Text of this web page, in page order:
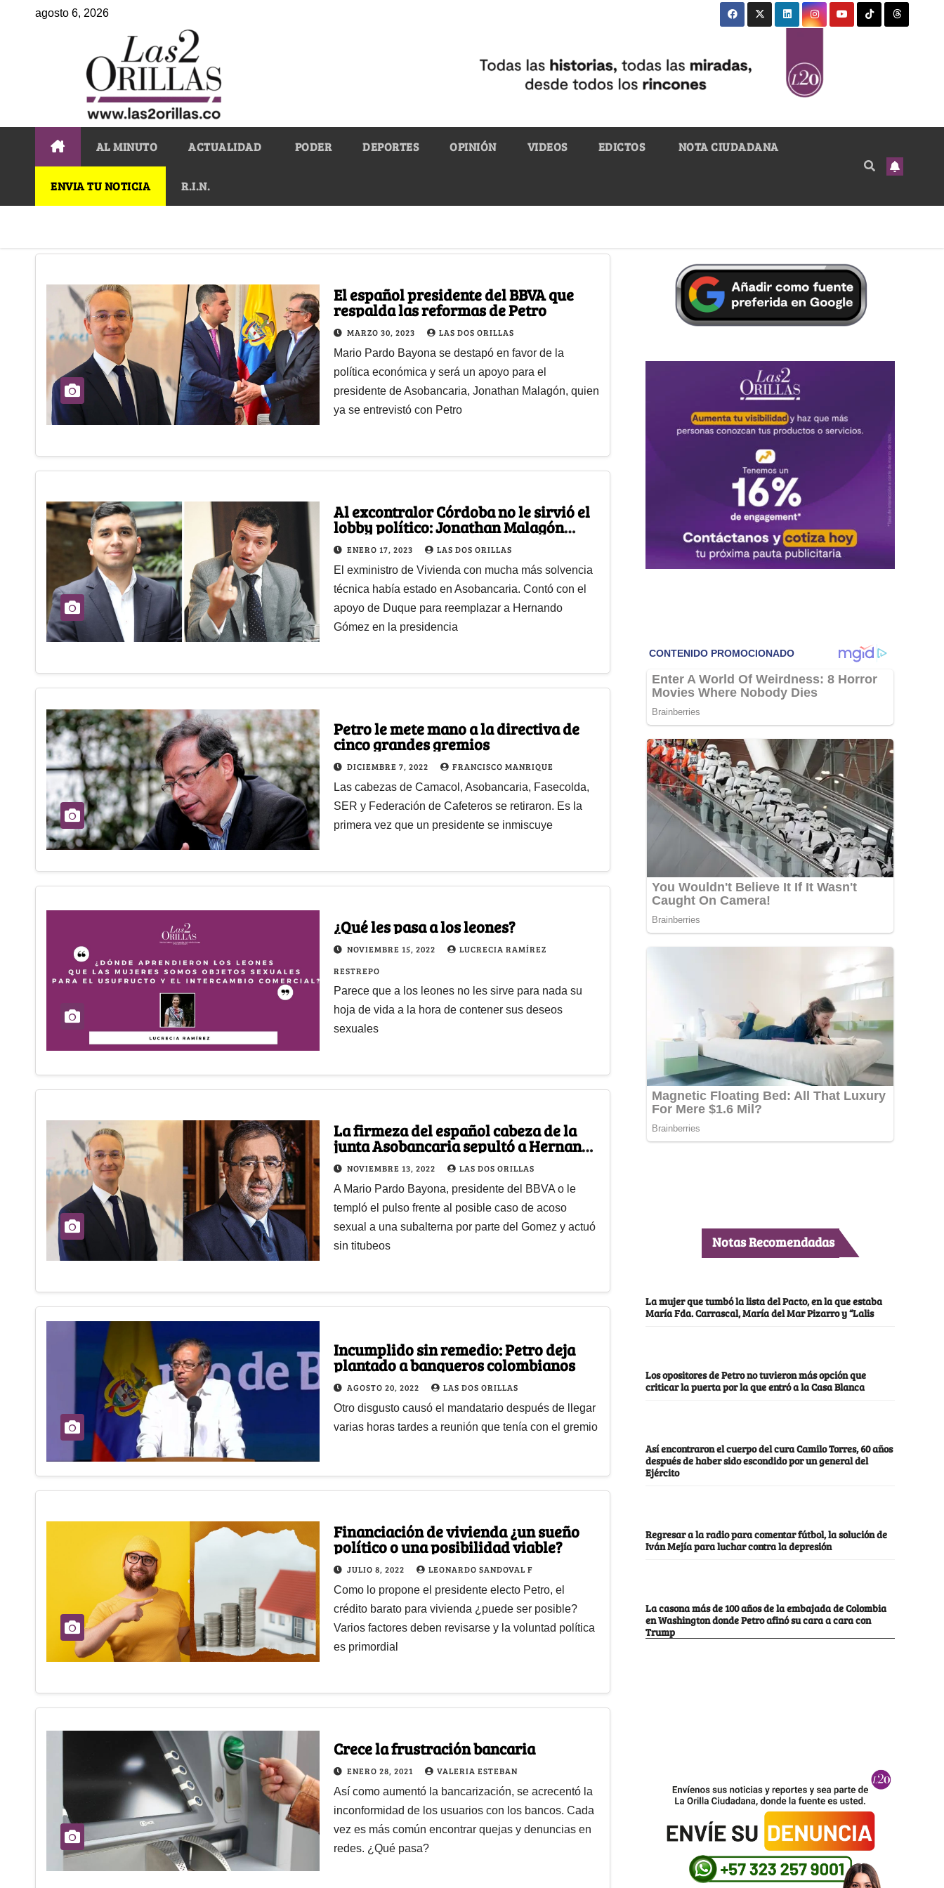
agosto 6, 2026
AL MINUTO ACTUALIDAD PODER DEPORTES OPINIÓN VIDEOS EDICTOS NOTA CIUDADANA
ENVIA TU NOTICIA R.I.N.
El español presidente del BBVA que
respalda las reformas de Petro
MARZO 30, 2023 LAS DOS ORILLAS
Mario Pardo Bayona se destapó en favor de la
política económica y será un apoyo para el
presidente de Asobancaria, Jonathan Malagón, quien
ya se entrevistó con Petro
Al excontralor Córdoba no le sirvió el
lobby político: Jonathan Malagón
ganó la puja
ENERO 17, 2023 LAS DOS ORILLAS
El exministro de Vivienda con mucha más solvencia
técnica había estado en Asobancaria. Contó con el
apoyo de Duque para reemplazar a Hernando
Gómez en la presidencia
Petro le mete mano a la directiva de
cinco grandes gremios
DICIEMBRE 7, 2022 FRANCISCO MANRIQUE
Las cabezas de Camacol, Asobancaria, Fasecolda,
SER y Federación de Cafeteros se retiraron. Es la
primera vez que un presidente se inmiscuye
¿Qué les pasa a los leones?
NOVIEMBRE 15, 2022
LUCRECIA RAMÍREZ
RESTREPO
Parece que a los leones no les sirve para nada su
hoja de vida a la hora de contener sus deseos
sexuales
La firmeza del español cabeza de la
junta Asobancaria sepultó a Hernando
José Gómez
NOVIEMBRE 13, 2022 LAS DOS ORILLAS
A Mario Pardo Bayona, presidente del BBVA o le
templó el pulso frente al posible caso de acoso
sexual a una subalterna por parte del Gomez y actuó
sin titubeos
Incumplido sin remedio: Petro deja
plantado a banqueros colombianos
AGOSTO 20, 2022 LAS DOS ORILLAS
Otro disgusto causó el mandatario después de llegar
varias horas tardes a reunión que tenía con el gremio
Financiación de vivienda ¿un sueño
político o una posibilidad viable?
JULIO 8, 2022 LEONARDO SANDOVAL F
Como lo propone el presidente electo Petro, el
crédito barato para vivienda ¿puede ser posible?
Varios factores deben revisarse y la voluntad política
es primordial
Crece la frustración bancaria
ENERO 28, 2021 VALERIA ESTEBAN
Así como aumentó la bancarización, se acrecentó la
inconformidad de los usuarios con los bancos. Cada
vez es más común encontrar quejas y denuncias en
redes. ¿Qué pasa?
Notas Recomendadas
La mujer que tumbó la lista del Pacto, en la que estaba
María Fda. Carrascal, María del Mar Pizarro y “Lalis
Los opositores de Petro no tuvieron más opción que
criticar la puerta por la que entró a la Casa Blanca
Así encontraron el cuerpo del cura Camilo Torres, 60 años
después de haber sido escondido por un general del
Ejército
Regresar a la radio para comentar fútbol, la solución de
Iván Mejía para luchar contra la depresión
La casona más de 100 años de la embajada de Colombia
en Washington donde Petro afinó su cara a cara con
Trump